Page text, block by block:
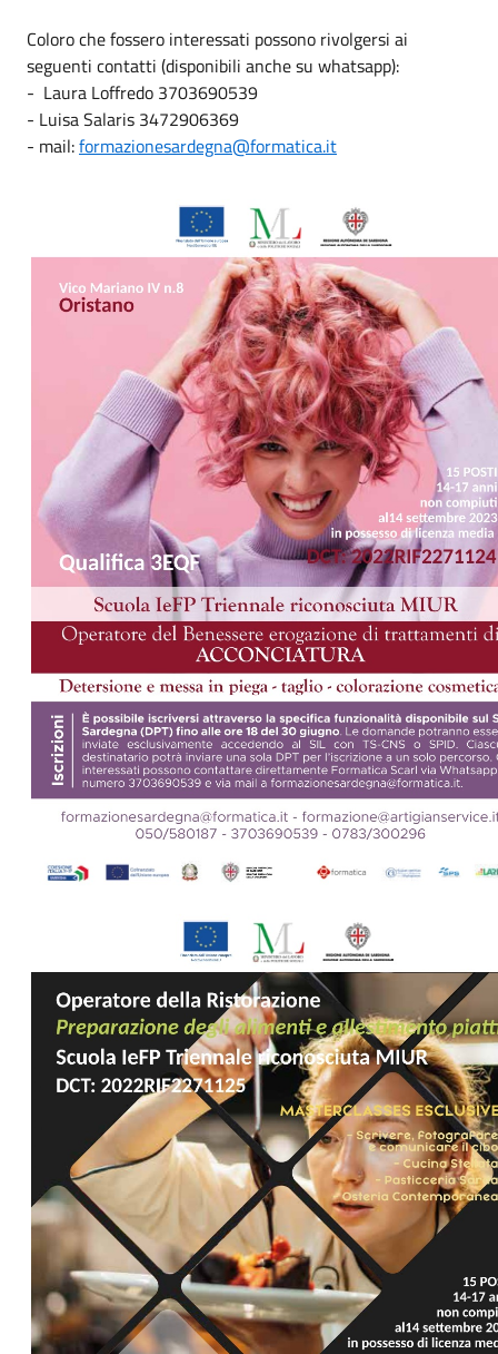
Coloro che fossero interessati possono rivolgersi ai
seguenti contatti (disponibili anche su whatsapp):
- Laura Loffredo 3703690539
- Luisa Salaris 3472906369
- mail:formazionesardegna@formatica.it